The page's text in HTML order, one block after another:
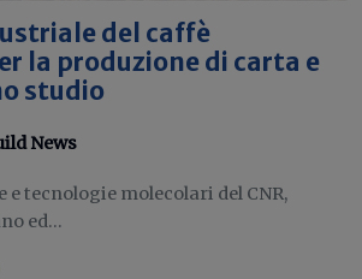
del caffè
la produzione di carta e
studio
News
e tecnologie molecolari del CNR,
ed...